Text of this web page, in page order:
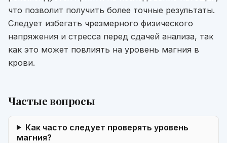
что позволит получить более точные результаты.
Следует избегать чрезмерного физического
напряжения и стресса перед сдачей анализа, так
как это может повлиять на уровень магния в
крови.
Частые вопросы
Как часто следует проверять уровень
магния?